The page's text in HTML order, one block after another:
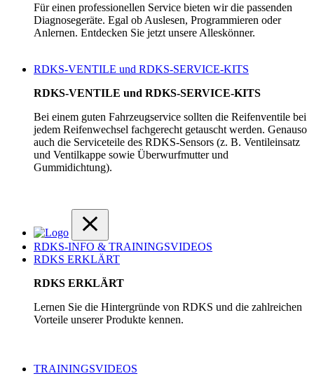
Für einen professionellen Service bieten wir die passenden
Diagnosegeräte. Egal ob Auslesen, Programmieren oder
Anlernen. Entdecken Sie jetzt unsere Alleskönner.
RDKS-VENTILE und RDKS-SERVICE-KITS
RDKS-VENTILE und RDKS-SERVICE-KITS
Bei einem guten Fahrzeugservice sollten die Reifenventile bei
jedem Reifenwechsel fachgerecht getauscht werden. Genauso
auch die Serviceteile des RDKS-Sensors (z. B. Ventileinsatz
und Ventilkappe sowie Überwurfmutter und
Gummidichtung).
RDKS-INFO & TRAININGSVIDEOS
RDKS ERKLÄRT
RDKS ERKLÄRT
Lernen Sie die Hintergründe von RDKS und die zahlreichen
Vorteile unserer Produkte kennen.
TRAININGSVIDEOS